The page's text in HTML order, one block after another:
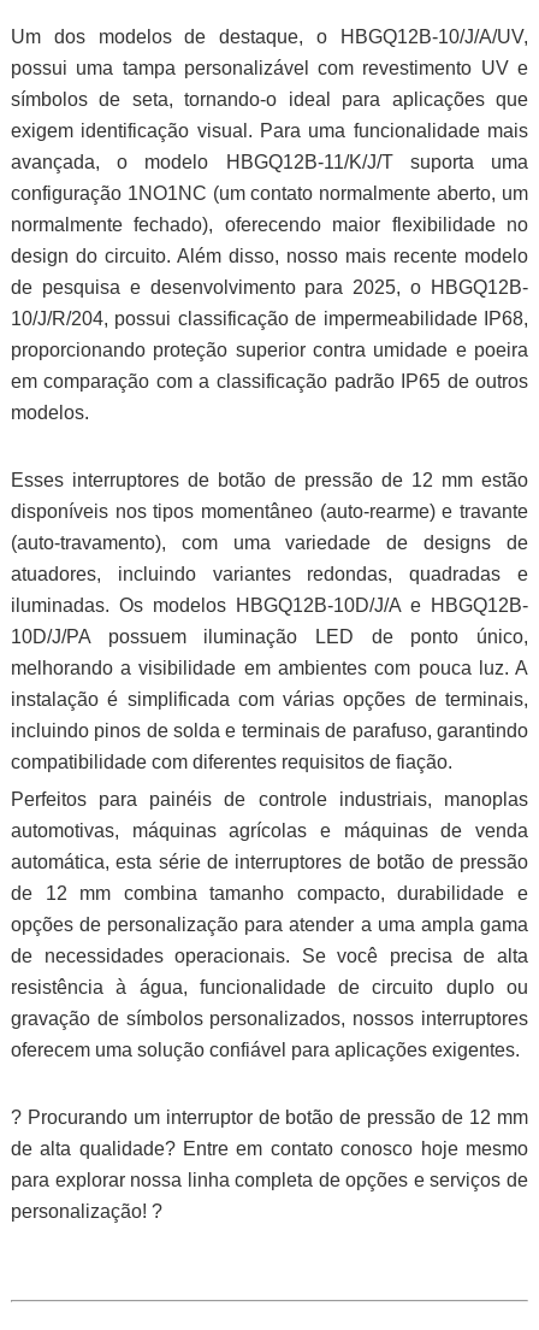
Um dos modelos de destaque, o HBGQ12B-10/J/A/UV,
possui uma tampa personalizável com revestimento UV e
símbolos de seta, tornando-o ideal para aplicações que
exigem identificação visual. Para uma funcionalidade mais
avançada, o modelo HBGQ12B-11/K/J/T suporta uma
configuração 1NO1NC (um contato normalmente aberto, um
normalmente fechado), oferecendo maior flexibilidade no
design do circuito. Além disso, nosso mais recente modelo
de pesquisa e desenvolvimento para 2025, o HBGQ12B-
10/J/R/204, possui classificação de impermeabilidade IP68,
proporcionando proteção superior contra umidade e poeira
em comparação com a classificação padrão IP65 de outros
modelos.
Esses interruptores de botão de pressão de 12 mm estão
disponíveis nos tipos momentâneo (auto-rearme) e travante
(auto-travamento), com uma variedade de designs de
atuadores, incluindo variantes redondas, quadradas e
iluminadas. Os modelos HBGQ12B-10D/J/A e HBGQ12B-
10D/J/PA possuem iluminação LED de ponto único,
melhorando a visibilidade em ambientes com pouca luz. A
instalação é simplificada com várias opções de terminais,
incluindo pinos de solda e terminais de parafuso, garantindo
compatibilidade com diferentes requisitos de fiação.
Perfeitos para painéis de controle industriais, manoplas
automotivas, máquinas agrícolas e máquinas de venda
automática, esta série de interruptores de botão de pressão
de 12 mm combina tamanho compacto, durabilidade e
opções de personalização para atender a uma ampla gama
de necessidades operacionais. Se você precisa de alta
resistência à água, funcionalidade de circuito duplo ou
gravação de símbolos personalizados, nossos interruptores
oferecem uma solução confiável para aplicações exigentes.
? Procurando um interruptor de botão de pressão de 12 mm
de alta qualidade? Entre em contato conosco hoje mesmo
para explorar nossa linha completa de opções e serviços de
personalização! ?